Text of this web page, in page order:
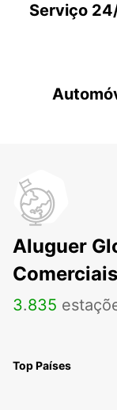
Serviço
Aluguer
3.835
Top Países